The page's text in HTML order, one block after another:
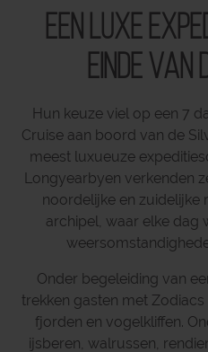
Een luxe
einde van
Hun keuze viel op een 7
Cruise aan boord van de
meest luxueuze
Longyearbyen verkenden
noordelijke en zuidelijke
archipel, waar elke dag
Onder begeleiding van
trekken gasten met
fjorden en vogelkliffen.
ijsberen, walrussen,